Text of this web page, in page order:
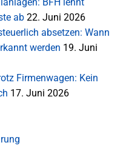
ab 22. Juni 2026
absetzen: Wann
werden 19. Juni
Firmenwagen: Kein
17. Juni 2026